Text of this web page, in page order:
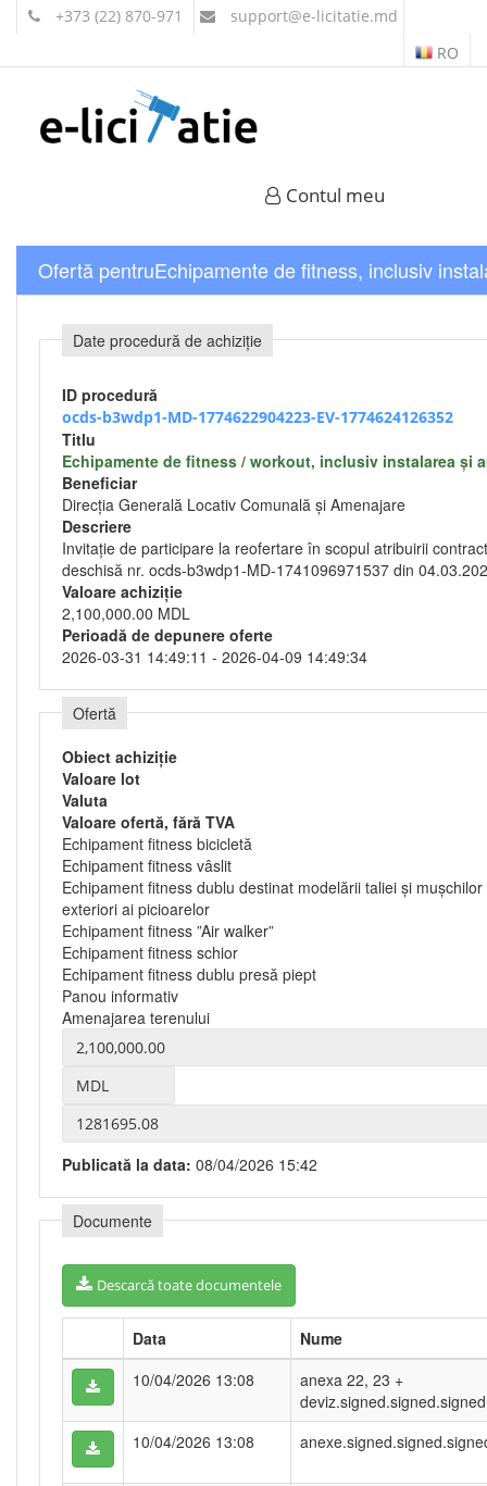
+373 (22) 870-971 support@e-licitatie.md
RO
Contul meu
Ofertă pentruEchipamente de fitness, inclusiv
Date procedură de achiziție
ID procedură
ocds-b3wdp1-MD-1774622904223-EV-1774624126352
Titlu
Echipamente de fitness / workout, inclusiv instalarea și
Beneficiar
Direcţia Generală Locativ Comunală şi Amenajare
Descriere
Invitație de participare la reofertare în scopul atribuirii
deschisă nr. ocds-b3wdp1-MD-1741096971537 din
Valoare achiziție
2,100,000.00 MDL
Perioadă de depunere oferte
2026-03-31 14:49:11 - 2026-04-09 14:49:34
Ofertă
Obiect achiziție
Valoare lot
Valuta
Valoare ofertă, fără TVA
Echipament fitness bicicletă
Echipament fitness vâslit
Echipament fitness dublu destinat modelării taliei și mușchilor
exteriori ai picioarelor
Echipament fitness ”Air walker”
Echipament fitness schior
Echipament fitness dublu presă piept
Panou informativ
Amenajarea terenului
Publicată la data: 08/04/2026 15:42
Documente
Descarcă toate documentele
Data
Nume
10/04/2026 13:08
anexa 22, 23 +
10/04/2026 13:08